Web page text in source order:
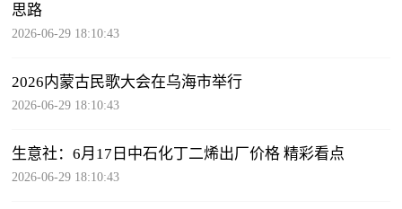
思路
2026-06-29 18:10:43
2026内蒙古民歌大会在乌海市举行
2026-06-29 18:10:43
生意社：6月17日中石化丁二烯出厂价格 精彩看点
2026-06-29 18:10:43